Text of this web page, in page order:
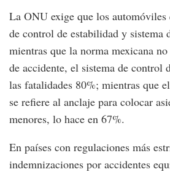
La ONU exige que los automóviles
de control de estabilidad y sistema
mientras que la norma mexicana
de accidente, el sistema de control
las fatalidades 80%; mientras que
se refiere al anclaje para colocar
menores, lo hace en 67%.
En países con regulaciones más
indemnizaciones por accidentes